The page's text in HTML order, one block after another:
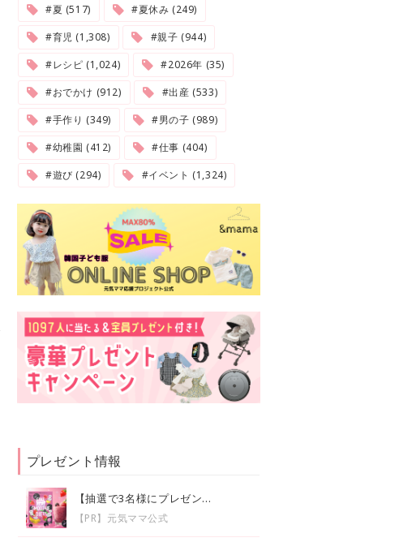
#夏 (517)
#夏休み (249)
#育児 (1,308)
#親子 (944)
#レシピ (1,024)
#2026年 (35)
#おでかけ (912)
#出産 (533)
#手作り (349)
#男の子 (989)
#幼稚園 (412)
#仕事 (404)
#遊び (294)
#イベント (1,324)
プレゼント情報
【抽選で3名様にプレゼン...
【PR】元気ママ公式